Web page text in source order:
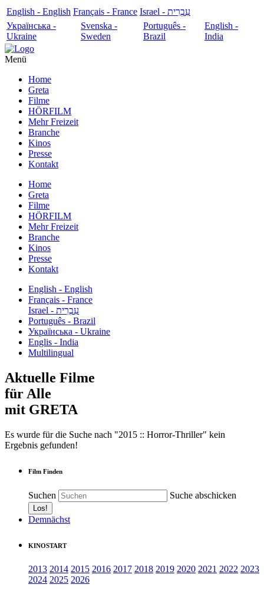
English - English Français - France
עִבְרִית - Israel
Українська -
Ukraine
Svenska -
Sweden
Português -
Brazil
English -
India
Menü
Home
Greta
Filme
HÖRFILM
Mehr Freizeit
Branche
Kinos
Presse
Kontakt
Home
Greta
Filme
HÖRFILM
Mehr Freizeit
Branche
Kinos
Presse
Kontakt
English - English
Français - France
עִבְרִית - Israel
Português - Brazil
Українська - Ukraine
Englis - India
Multilingual
Aktuelle Filme
für Alle
mit GRETA
Es wurde für die Suche nach "2015 :: Horror-Thriller" kein
Ergebnis gefunden!
Film Finden
Suchen Suche abschicken
Demnächst
KINOSTART
2013 2014 2015 2016 2017 2018 2019 2020 2021 2022 2023
2024 2025 2026